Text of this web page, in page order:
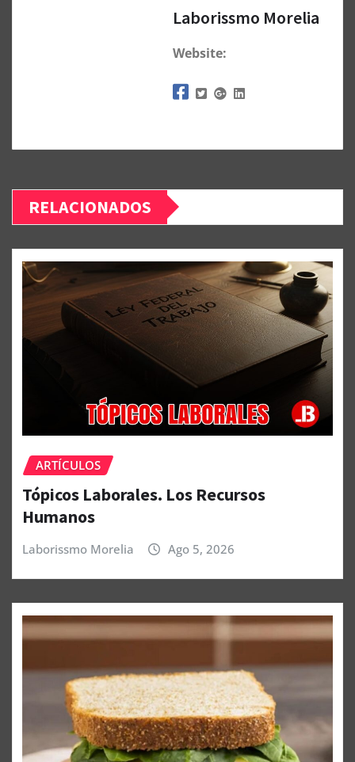
Laborissmo Morelia
Website:
RELACIONADOS
ARTÍCULOS
Tópicos Laborales. Los Recursos
Humanos
Laborissmo Morelia Ago 5, 2026